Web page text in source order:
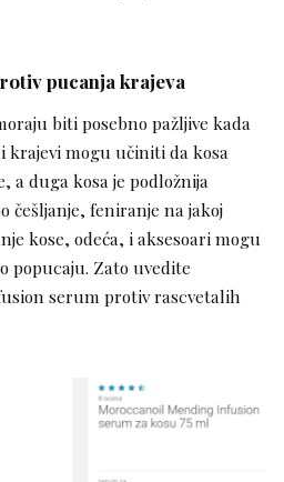
pucanja krajeva
biti posebno pažljive kada
krajevi mogu učiniti da kosa
a duga kosa je podložnija
češljanje, feniranje na jakoj
kose, odeća, i aksesoari mogu
popucaju. Zato uvedite
serum protiv rascvetalih